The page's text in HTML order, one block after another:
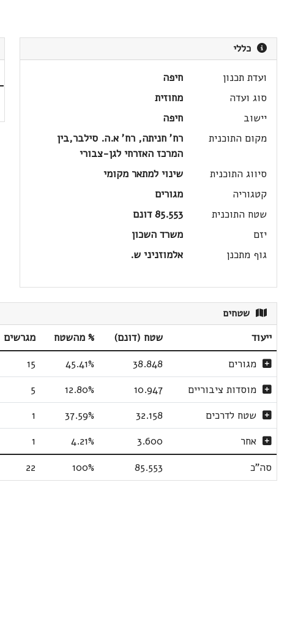
כללי
ועדת תכנון
חיפה
סוג ועדה
מחוזית
יישוב
חיפה
מקום התוכנית
רח' חניתה, רח' א.ה. סילבר,בין
המרכז האזרחי לגן-צבורי
סיווג התוכנית
שינוי למתאר מקומי
קטגוריה
מגורים
שטח התוכנית
85.553 דונם
יזם
משרד השכון
גוף מתכנן
אלמוזניני ש.
שטחים
ייעוד שטח (דונם) % מהשטח מגרשים
מגורים
38.848
45.41%
15
מוסדות ציבוריים
10.947
12.80%
5
שטח לדרכים
32.158
37.59%
1
אחר
3.600
4.21%
1
סה"כ
85.553
100%
22